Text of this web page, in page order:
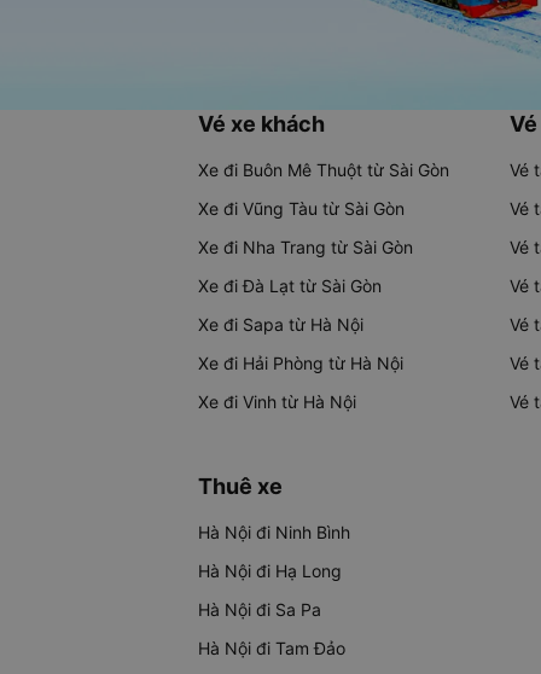
Vé xe khách
Xe đi Buôn Mê Thuột từ Sài Gòn
Xe đi Vũng Tàu từ Sài Gòn
Xe đi Nha Trang từ Sài Gòn
Xe đi Đà Lạt từ Sài Gòn
Xe đi Sapa từ Hà Nội
Xe đi Hải Phòng từ Hà Nội
Xe đi Vinh từ Hà Nội
Vé
Vé
Vé
Vé
Vé
Vé
Vé
Thuê xe
Hà Nội đi Ninh Bình
Hà Nội đi Hạ Long
Hà Nội đi Sa Pa
Hà Nội đi Tam Đảo